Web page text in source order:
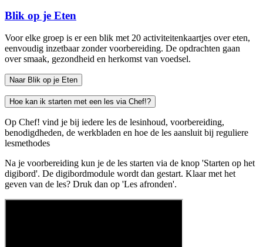
Blik op je Eten
Voor elke groep is er een blik met 20 activiteitenkaartjes over eten,
eenvoudig inzetbaar zonder voorbereiding. De opdrachten gaan
over smaak, gezondheid en herkomst van voedsel.
Naar Blik op je Eten
Hoe kan ik starten met een les via Chef!?
Op Chef! vind je bij iedere les de lesinhoud, voorbereiding,
benodigdheden, de werkbladen en hoe de les aansluit bij reguliere
lesmethodes
Na je voorbereiding kun je de les starten via de knop 'Starten op het
digibord'. De digibordmodule wordt dan gestart. Klaar met het
geven van de les? Druk dan op 'Les afronden'.